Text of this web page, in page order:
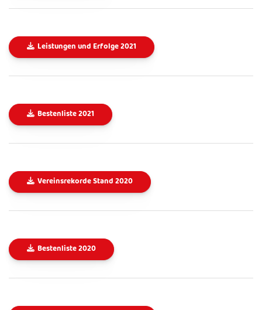
Leistungen und Erfolge 2021
Bestenliste 2021
Vereinsrekorde Stand 2020
Bestenliste 2020